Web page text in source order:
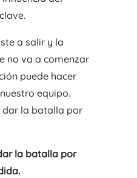
a salir y la
no va a comenzar
puede hacer
equipo.
dar la batalla por
la batalla por